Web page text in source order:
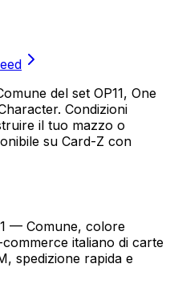
del set OP11, One
Condizioni
il tuo mazzo o
su Card-Z con
— Comune, colore
italiano di carte
spedizione rapida e